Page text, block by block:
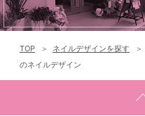
TOP ネイルデザインを探す
のネイルデザイン